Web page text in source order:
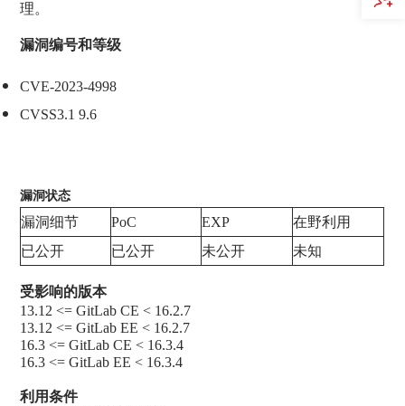
理。
漏洞编号和等级
CVE-2023-4998
CVSS3.1 9.6
漏洞状态
漏洞细节 PoC EXP
在野利用
已公开
已公开 未公开 未知
受影响的版本
13.12 <= GitLab CE < 16.2.7
13.12 <= GitLab EE < 16.2.7
16.3 <= GitLab CE < 16.3.4
16.3 <= GitLab EE < 16.3.4
利用条件